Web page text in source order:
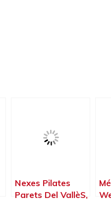
Nexes Pilates
Parets Del VallèS,